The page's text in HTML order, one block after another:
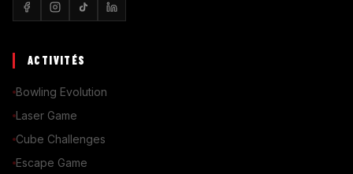
ACTIVITÉS
Bowling Evolution
Laser Game
Cube Challenges
Escape Game